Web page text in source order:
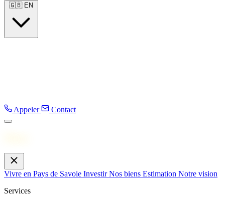
🇬🇧 EN
Appeler Contact
Vivre en Pays de Savoie InvestirNos biens Estimation Notre vision
Services